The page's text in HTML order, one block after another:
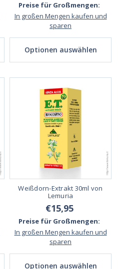
Preise für Großmengen:
In großen Mengen kaufen und
sparen
Optionen auswählen
Weißdorn-Extrakt 30ml von
Lemuria
€15,95
Preise für Großmengen:
In großen Mengen kaufen und
sparen
Optionen auswählen